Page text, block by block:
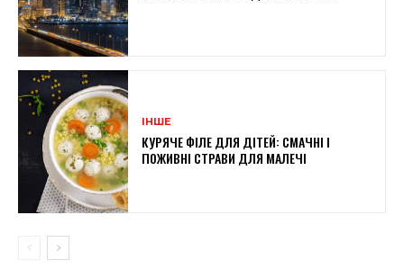
ІНШЕ
КУРЯЧЕ ФІЛЕ ДЛЯ ДІТЕЙ: СМАЧНІ І
ПОЖИВНІ СТРАВИ ДЛЯ МАЛЕЧІ